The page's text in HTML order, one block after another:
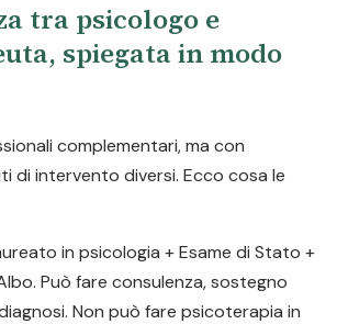
tra psicologo e
spiegata in modo
complementari, ma con
di intervento diversi. Ecco cosa le
in psicologia + Esame di Stato +
Può fare consulenza, sostegno
Non può fare psicoterapia in